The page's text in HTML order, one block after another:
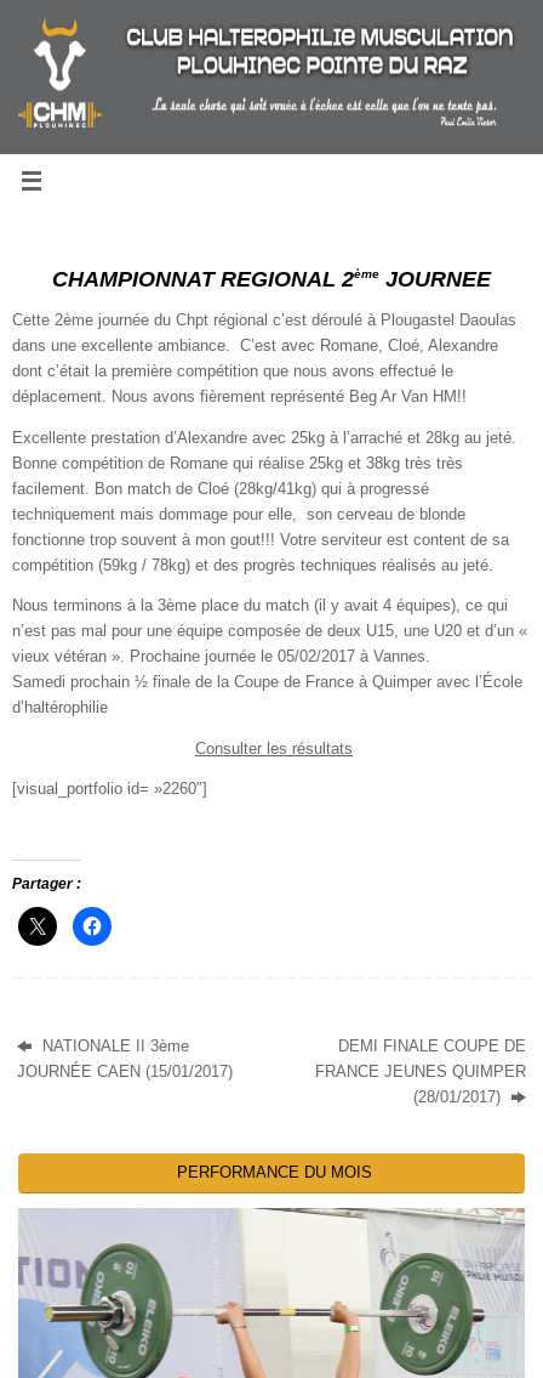
contenu
CHAMPIONNAT REGIONAL 2ème JOURNEE
Cette 2ème journée du Chpt régional c’est déroulé à Plougastel Daoulas
dans une excellente ambiance. C’est avec Romane, Cloé, Alexandre
dont c’était la première compétition que nous avons effectué le
déplacement. Nous avons fièrement représenté Beg Ar Van HM!!
Excellente prestation d’Alexandre avec 25kg à l’arraché et 28kg au jeté.
Bonne compétition de Romane qui réalise 25kg et 38kg très très
facilement. Bon match de Cloé (28kg/41kg) qui à progressé
techniquement mais dommage pour elle, son cerveau de blonde
fonctionne trop souvent à mon gout!!! Votre serviteur est content de sa
compétition (59kg / 78kg) et des progrès techniques réalisés au jeté.
Nous terminons à la 3ème place du match (il y avait 4 équipes), ce qui
n’est pas mal pour une équipe composée de deux U15, une U20 et d’un «
vieux vétéran ». Prochaine journée le 05/02/2017 à Vannes.
Samedi prochain ½ finale de la Coupe de France à Quimper avec l’École
d’haltérophilie
Consulter les résultats
[visual_portfolio id= »2260″]
Partager :
NATIONALE II 3ème
JOURNÉE CAEN (15/01/2017)
DEMI FINALE COUPE DE
FRANCE JEUNES QUIMPER
(28/01/2017)
PERFORMANCE DU MOIS